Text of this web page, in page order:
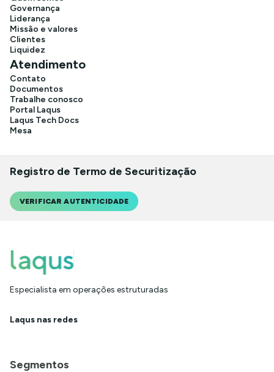
Governança
Liderança
Missão e valores
Clientes
Liquidez
Atendimento
Contato
Documentos
Trabalhe conosco
Portal Laqus
Laqus Tech Docs
Mesa
Registro de Termo de Securitização
VERIFICAR AUTENTICIDADE
Especialista em operações estruturadas
Laqus nas redes
Segmentos